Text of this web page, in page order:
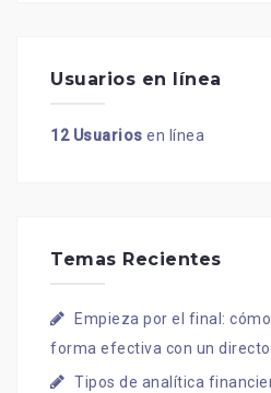
Usuarios en línea
12 Usuarios en línea
Temas Recientes
Empieza por el final:
forma efectiva con un
Tipos de analítica